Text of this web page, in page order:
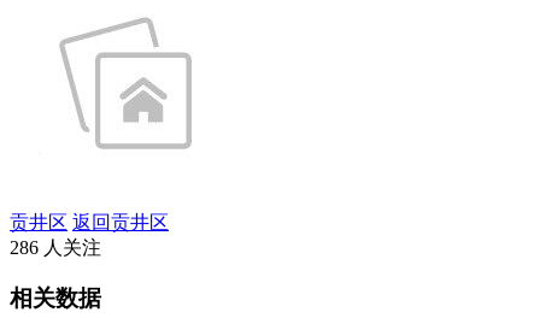
贡井区 返回贡井区
286 人关注
相关数据